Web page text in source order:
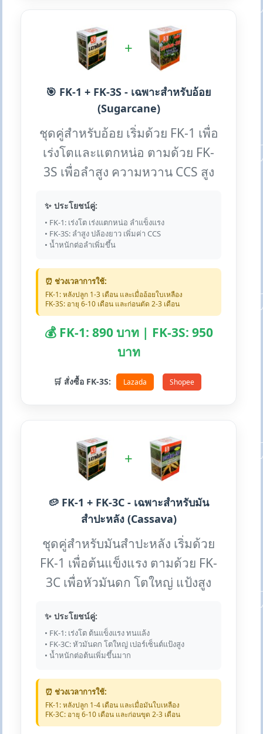
+
🎯 FK-1 + FK-3S - เฉพาะสำหรับอ้อย
(Sugarcane)
ชุดคู่สำหรับอ้อย เริ่มด้วย FK-1 เพื่อ
เร่งโตและแตกหน่อ ตามด้วย FK-
3S เพื่อลำสูง ความหวาน CCS สูง
✨ ประโยชน์คู่:
• FK-1: เร่งโต เร่งแตกหน่อ ลำแข็งแรง
• FK-3S: ลำสูง ปล้องยาว เพิ่มค่า CCS
• น้ำหนักต่อลำเพิ่มขึ้น
⏰ ช่วงเวลาการใช้:
FK-1: หลังปลูก 1-3 เดือน และเมื่ออ้อยใบเหลือง
FK-3S: อายุ 6-10 เดือน และก่อนตัด 2-3 เดือน
💰 FK-1: 890 บาท | FK-3S: 950
บาท
🛒 สั่งซื้อ FK-3S: Lazada Shopee
+
🥔 FK-1 + FK-3C - เฉพาะสำหรับมัน
สำปะหลัง (Cassava)
ชุดคู่สำหรับมันสำปะหลัง เริ่มด้วย
FK-1 เพื่อต้นแข็งแรง ตามด้วย FK-
3C เพื่อหัวมันดก โตใหญ่ แป้งสูง
✨ ประโยชน์คู่:
• FK-1: เร่งโต ต้นแข็งแรง ทนแล้ง
• FK-3C: หัวมันดก โตใหญ่ เปอร์เซ็นต์แป้งสูง
• น้ำหนักต่อต้นเพิ่มขึ้นมาก
⏰ ช่วงเวลาการใช้:
FK-1: หลังปลูก 1-4 เดือน และเมื่อมันใบเหลือง
FK-3C: อายุ 6-10 เดือน และก่อนขุด 2-3 เดือน